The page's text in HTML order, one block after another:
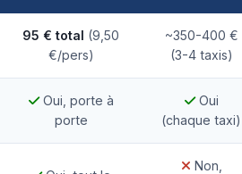
95 € total (9,50
€/pers)
~350-400 €
(3-4 taxis)
Oui, porte à
porte
Oui
(chaque taxi)
Non,